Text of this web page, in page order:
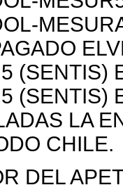
(SENTIS)
(SENTIS)
LA
CHILE.
DEL